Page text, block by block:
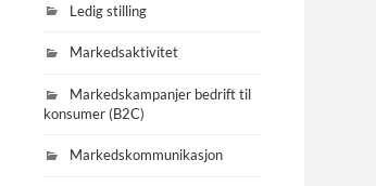
Ledig stilling
Markedsaktivitet
Markedskampanjer bedrift til
konsumer (B2C)
Markedskommunikasjon